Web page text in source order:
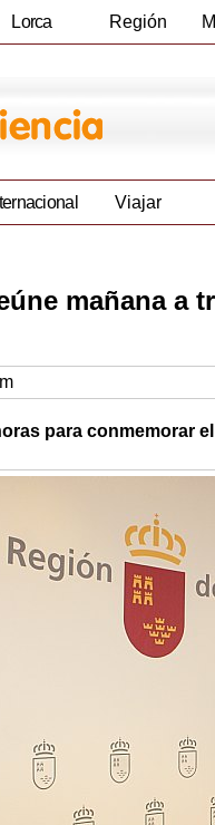
Lorca Región
Viajar
mañana a
para conmemorar